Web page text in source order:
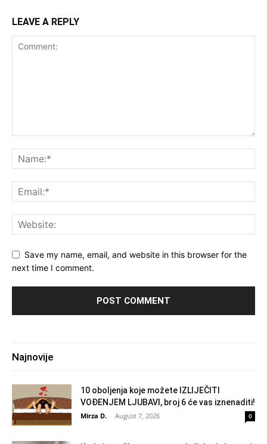
LEAVE A REPLY
Save my name, email, and website in this browser for the
next time I comment.
Najnovije
10 oboljenja koje možete IZLIJEČITI
VOĐENJEM LJUBAVI, broj 6 će vas iznenaditi!
Mirza D. - August 7, 2026 0